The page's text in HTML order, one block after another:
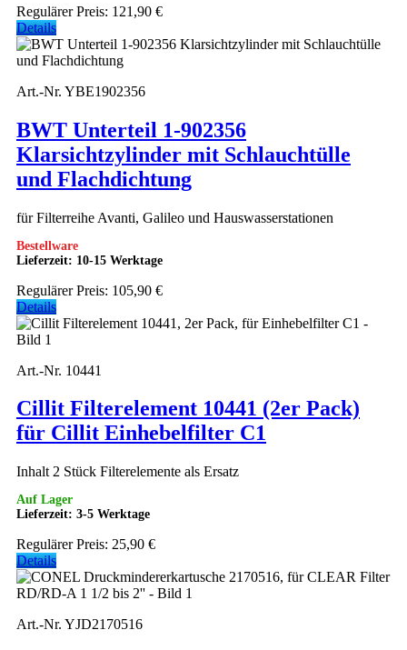
Regulärer Preis: 121,90 €
Details
Art.-Nr. YBE1902356
BWT Unterteil 1-902356
Klarsichtzylinder mit Schlauchtülle
und Flachdichtung
für Filterreihe Avanti, Galileo und Hauswasserstationen
Bestellware
Lieferzeit: 10-15 Werktage
Regulärer Preis: 105,90 €
Details
Art.-Nr. 10441
Cillit Filterelement 10441 (2er Pack)
für Cillit Einhebelfilter C1
Inhalt 2 Stück Filterelemente als Ersatz
Auf Lager
Lieferzeit: 3-5 Werktage
Regulärer Preis: 25,90 €
Details
Art.-Nr. YJD2170516